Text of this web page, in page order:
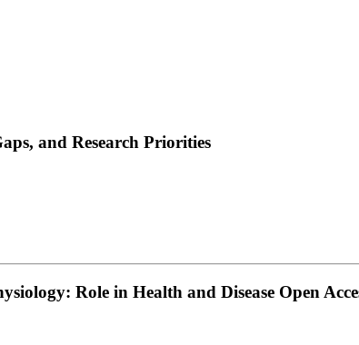
and Research Priorities
Role in Health and Disease Open